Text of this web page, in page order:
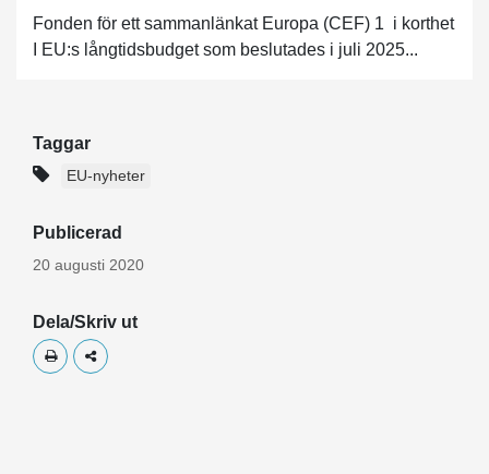
Fonden för ett sammanlänkat Europa (CEF) 1 i korthet
I EU:s långtidsbudget som beslutades i juli 2025...
Taggar
EU-nyheter
Publicerad
20 augusti 2020
Dela/Skriv ut
Skriv utDela